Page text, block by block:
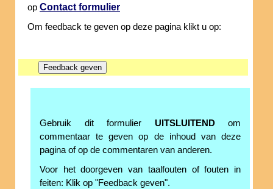
op Contact formulier
Om feedback te geven op deze pagina klikt u op:
Gebruik dit formulier UITSLUITENDom
commentaar te geven op de inhoud van deze
pagina of op de commentaren van anderen.
Voor het doorgeven van taalfouten of fouten in
feiten: Klik op "Feedback geven".